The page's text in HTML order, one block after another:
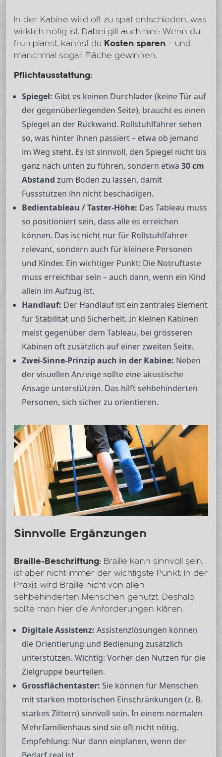
In der Kabine wird oft zu spät entschieden, was
wirklich nötig ist. Dabei gilt auch hier: Wenn du
früh planst, kannst du Kosten sparen – und
manchmal sogar Fläche gewinnen.
Pflichtausstattung:
Spiegel: Gibt es keinen Durchlader (keine Tür auf
der gegenüberliegenden Seite), braucht es einen
Spiegel an der Rückwand. Rollstuhlfahrer sehen
so, was hinter ihnen passiert – etwa ob jemand
im Weg steht. Es ist sinnvoll, den Spiegel nicht bis
ganz nach unten zu führen, sondern etwa 30 cm
Abstand zum Boden zu lassen, damit
Fussstützen ihn nicht beschädigen.
Bedientableau / Taster-Höhe: Das Tableau muss
so positioniert sein, dass alle es erreichen
können. Das ist nicht nur für Rollstuhlfahrer
relevant, sondern auch für kleinere Personen
und Kinder. Ein wichtiger Punkt: Die Notruftaste
muss erreichbar sein – auch dann, wenn ein Kind
allein im Aufzug ist.
Handlauf: Der Handlauf ist ein zentrales Element
für Stabilität und Sicherheit. In kleinen Kabinen
meist gegenüber dem Tableau, bei grösseren
Kabinen oft zusätzlich auf einer zweiten Seite.
Zwei-Sinne-Prinzip auch in der Kabine: Neben
der visuellen Anzeige sollte eine akustische
Ansage unterstützen. Das hilft sehbehinderten
Personen, sich sicher zu orientieren.
Sinnvolle Ergänzungen
Braille-Beschriftung: Braille kann sinnvoll sein,
ist aber nicht immer der wichtigste Punkt. In der
Praxis wird Braille nicht von allen
sehbehinderten Menschen genutzt. Deshalb
sollte man hier die Anforderungen klären.
Digitale Assistenz: Assistenzlösungen können
die Orientierung und Bedienung zusätzlich
unterstützen. Wichtig: Vorher den Nutzen für die
Zielgruppe beurteilen.
Grossflächentaster: Sie können für Menschen
mit starken motorischen Einschränkungen (z. B.
starkes Zittern) sinnvoll sein. In einem normalen
Mehrfamilienhaus sind sie oft nicht nötig.
Empfehlung: Nur dann einplanen, wenn der